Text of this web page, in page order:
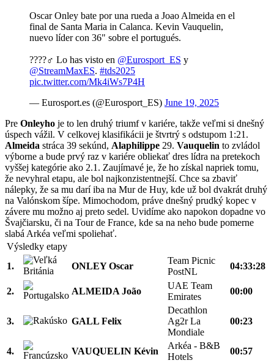
Oscar Onley bate por una rueda a Joao Almeida en el
final de Santa Maria in Calanca. Kevin Vauquelin,
nuevo líder con 36" sobre el portugués.
????‍♂️ Lo has visto en @Eurosport_ES y
@StreamMaxES. #tds2025
pic.twitter.com/Mk4iWs7P4H
— Eurosport.es (@Eurosport_ES) June 19, 2025
Pre Onleyho je to len druhý triumf v kariére, takže veľmi si dnešný
úspech vážil. V celkovej klasifikácii je štvrtrý s odstupom 1:21.
Almeida stráca 39 sekúnd, Alaphilippe 29. Vauquelin to zvládol
výborne a bude prvý raz v kariére obliekať dres lídra na pretekoch
vyššej kategórie ako 2.1. Zaujímavé je, že ho získal napriek tomu,
že nevyhral etapu, ale bol najkonzistentnejší. Chce sa zbaviť
nálepky, že sa mu darí iba na Mur de Huy, kde už bol dvakrát druhý
na Valónskom šípe. Mimochodom, práve dnešný prudký kopec v
závere mu možno aj preto sedel. Uvidíme ako napokon dopadne vo
Švajčiarsku, či na Tour de France, kde sa na neho bude pomerne
slabá Arkéa veľmi spoliehať.
Výsledky etapy
1.
ONLEY Oscar
Team Picnic
PostNL
04:33:28
2. ALMEIDA João
UAE Team
Emirates
00:00
3. GALL Felix
Decathlon
Ag2r La
Mondiale
00:23
4. VAUQUELIN Kévin
Arkéa - B&B
Hotels
00:57